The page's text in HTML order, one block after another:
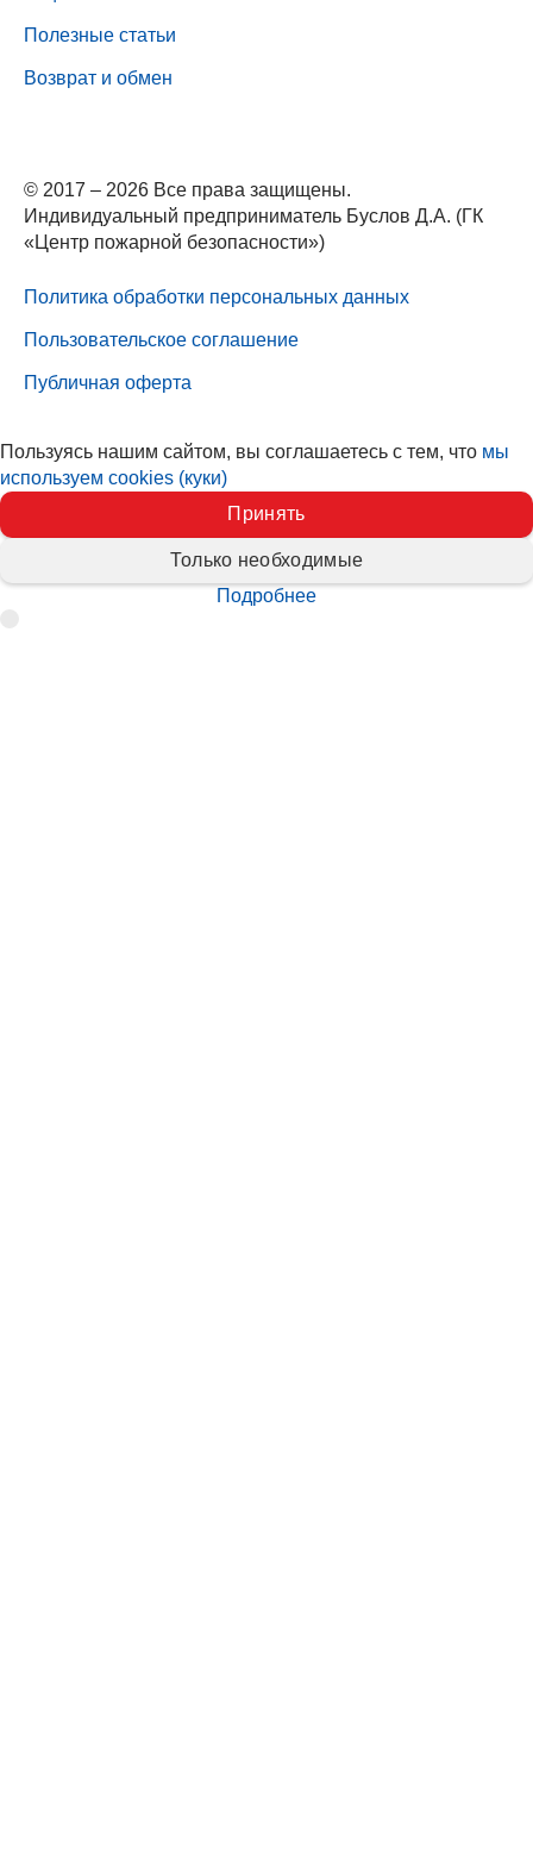
Полезные статьи
Возврат и обмен
© 2017 – 2026 Все права защищены.
Индивидуальный предприниматель Буслов Д.А. (ГК
«Центр пожарной безопасности»)
Политика обработки персональных данных
Пользовательское соглашение
Публичная оферта
Пользуясь нашим сайтом, вы соглашаетесь с тем, что мы
используем cookies (куки)
Принять
Только необходимые
Подробнее